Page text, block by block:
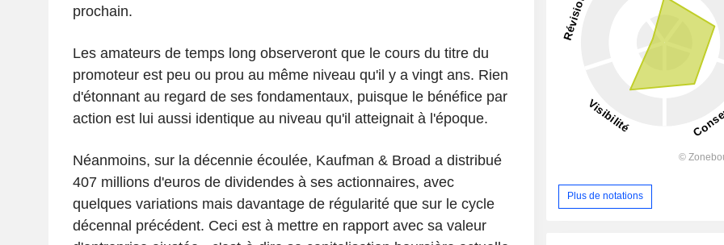
prochain.
Les amateurs de temps long observeront que le cours du titre du
promoteur est peu ou prou au même niveau qu'il y a vingt ans. Rien
d'étonnant au regard de ses fondamentaux, puisque le bénéfice par
action est lui aussi identique au niveau qu'il atteignait à l'époque.
Néanmoins, sur la décennie écoulée, Kaufman & Broad a distribué
407 millions d'euros de dividendes à ses actionnaires, avec
quelques variations mais davantage de régularité que sur le cycle
décennal précédent. Ceci est à mettre en rapport avec sa valeur
Plus de notations